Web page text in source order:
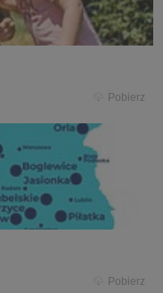
Pobierz
Pobierz